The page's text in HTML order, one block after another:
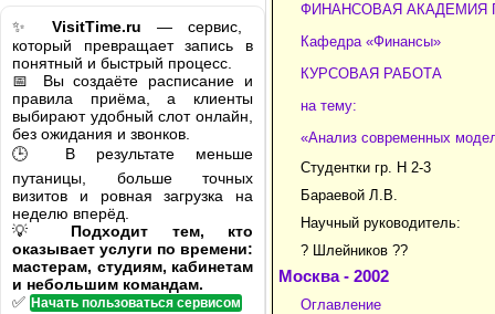
✨ VisitTime.ru — сервис,
который превращает запись в
понятный и быстрый процесс.
📅 Вы создаёте расписание и
правила приёма, а клиенты
выбирают удобный слот онлайн,
без ожидания и звонков.
🕒 В результате меньше
путаницы, больше точных
визитов и ровная загрузка на
неделю вперёд.
💡 Подходит тем, кто
оказывает услуги по времени:
мастерам, студиям, кабинетам
и небольшим командам.
✅ Начать пользоваться сервисом
ФИНАНСОВАЯ АКАДЕМИЯ
Кафедра «Финансы»
КУРСОВАЯ РАБОТА
на тему:
«Анализ современных
Студентки гр. Н 2-3
Бараевой Л.В.
Научный руководитель:
? Шлейников ??
Москва - 2002
Оглавление